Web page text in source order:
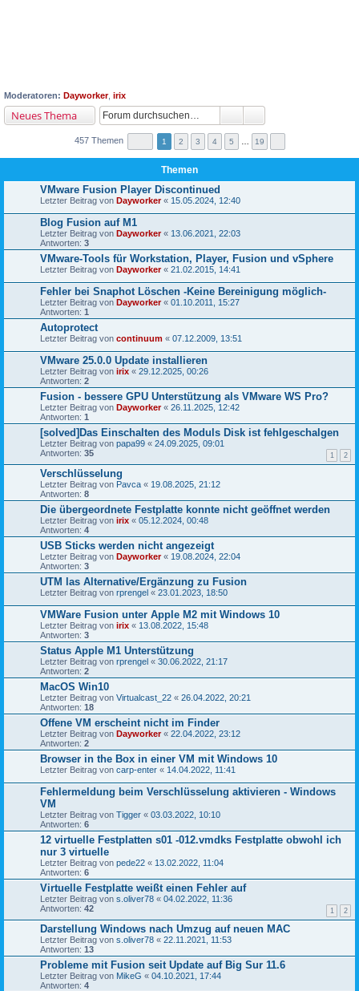
Moderatoren: Dayworker, irix
Neues Thema
457 Themen 1 2 3 4 5 19
Themen
VMware Fusion Player Discontinued
Letzter Beitrag von Dayworker« 15.05.2024, 12:40
Blog Fusion auf M1
Letzter Beitrag von Dayworker« 13.06.2021, 22:03
Antworten: 3
VMware-Tools für Workstation, Player, Fusion und vSphere
Letzter Beitrag von Dayworker« 21.02.2015, 14:41
Fehler bei Snaphot Löschen -Keine Bereinigung möglich-
Letzter Beitrag von Dayworker« 01.10.2011, 15:27
Antworten: 1
Autoprotect
Letzter Beitrag von continuum « 07.12.2009, 13:51
VMware 25.0.0 Update installieren
Letzter Beitrag von irix « 29.12.2025, 00:26
Antworten: 2
Fusion - bessere GPU Unterstützung als VMware WS Pro?
Letzter Beitrag von Dayworker« 26.11.2025, 12:42
Antworten: 1
[solved]Das Einschalten des Moduls Disk ist fehlgeschalgen
Letzter Beitrag von papa99 « 24.09.2025, 09:01
Antworten: 35 1 2
Verschlüsselung
Letzter Beitrag von Pavca « 19.08.2025, 21:12
Antworten: 8
Die übergeordnete Festplatte konnte nicht geöffnet werden
Letzter Beitrag von irix « 05.12.2024, 00:48
Antworten: 4
USB Sticks werden nicht angezeigt
Letzter Beitrag von Dayworker« 19.08.2024, 22:04
Antworten: 3
UTM las Alternative/Ergänzung zu Fusion
Letzter Beitrag von rprengel « 23.01.2023, 18:50
VMWare Fusion unter Apple M2 mit Windows 10
Letzter Beitrag von irix « 13.08.2022, 15:48
Antworten: 3
Status Apple M1 Unterstützung
Letzter Beitrag von rprengel « 30.06.2022, 21:17
Antworten: 2
MacOS Win10
Letzter Beitrag von Virtualcast_22 « 26.04.2022, 20:21
Antworten: 18
Offene VM erscheint nicht im Finder
Letzter Beitrag von Dayworker« 22.04.2022, 23:12
Antworten: 2
Browser in the Box in einer VM mit Windows 10
Letzter Beitrag von carp-enter « 14.04.2022, 11:41
Fehlermeldung beim Verschlüsselung aktivieren - Windows
VM
Letzter Beitrag von Tigger « 03.03.2022, 10:10
Antworten: 6
12 virtuelle Festplatten s01 -012.vmdks Festplatte obwohl ich
nur 3 virtuelle
Letzter Beitrag von pede22 « 13.02.2022, 11:04
Antworten: 6
Virtuelle Festplatte weißt einen Fehler auf
Letzter Beitrag von s.oliver78 « 04.02.2022, 11:36
Antworten: 42 1 2
Darstellung Windows nach Umzug auf neuen MAC
Letzter Beitrag von s.oliver78 « 22.11.2021, 11:53
Antworten: 13
Probleme mit Fusion seit Update auf Big Sur 11.6
Letzter Beitrag von MikeG « 04.10.2021, 17:44
Antworten: 4